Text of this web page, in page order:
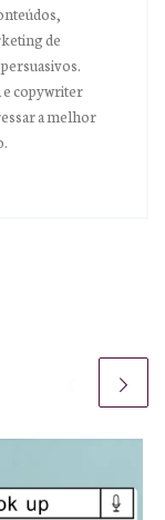
de
e copywriter
a melhor